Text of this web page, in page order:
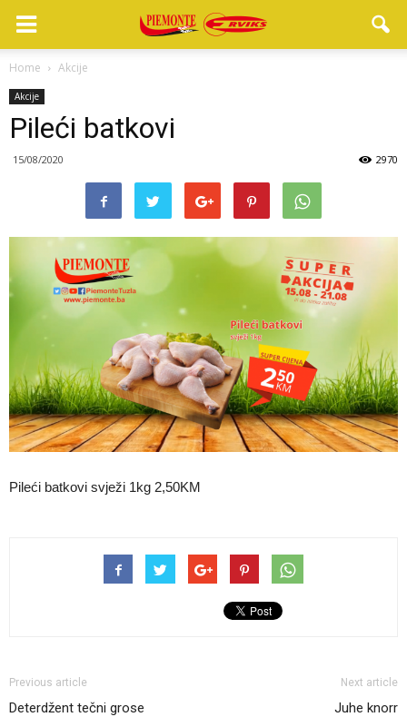
Home Akcije
Akcije
Pileći batkovi
15/08/2020 2970
Pileći batkovi svježi 1kg 2,50KM
Previous article
Deterdžent tečni grose
Next article
Juhe knorr